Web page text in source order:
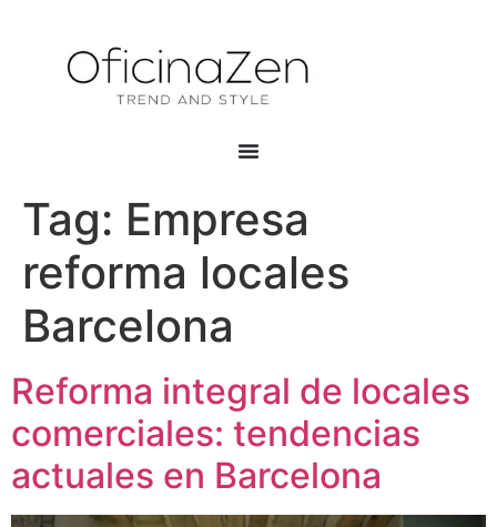
Tag: Empresa
reforma locales
Barcelona
Reforma integral de locales
comerciales: tendencias
actuales en Barcelona